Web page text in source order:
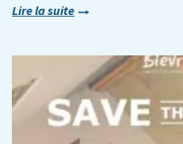
Lire la suite